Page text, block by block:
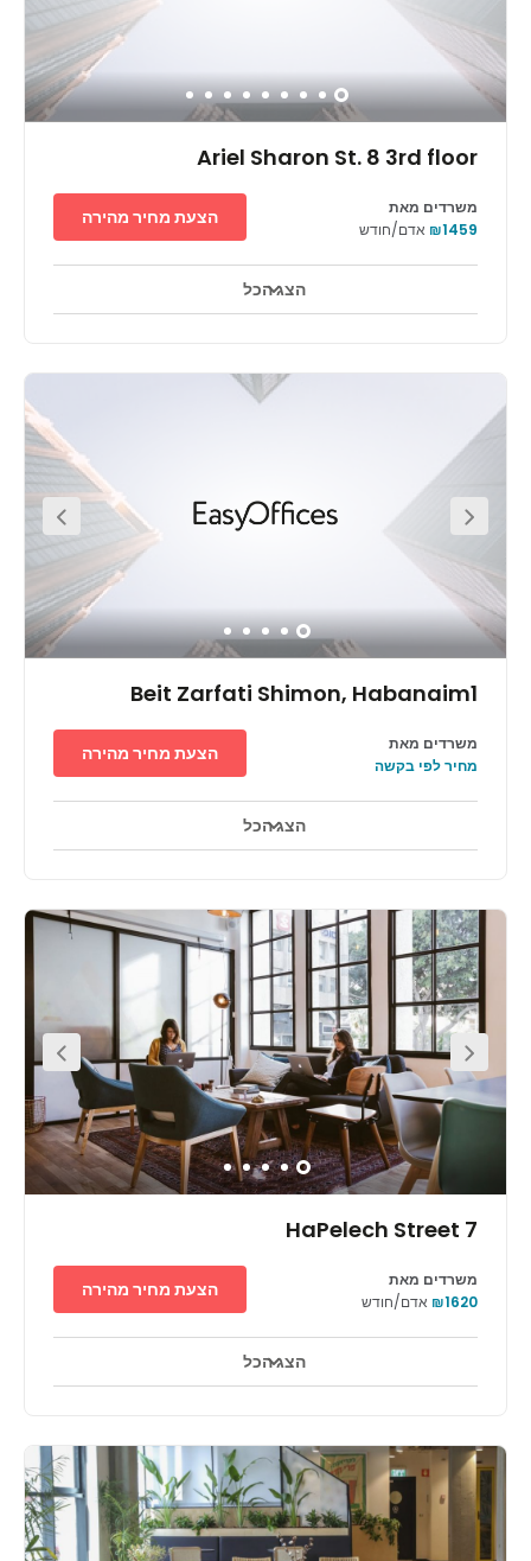
מהחופים היפים ביותר בישראל ורחובותיה המרכזים כוללים מגוון עשיר
של מסעדות, בתי קפה וחנויות – ועוד לא אמרנו כלום על הקניון שממוקם
ממש מאחורי ריג'ס ראשון לציון. תוכל ליהנות מהליכה מרגיעה בפארק
נאות שקמה או בגן הזיכרון, לשמור על כושר בהיכל הספורט אבני החושן,
לצפות בשובר הקופות האחרון בסינמה סיטי ראשון לציון או לגלות את
Ariel Sharon St. 8 3rd floor
אזורי מנוחה
הוא משרת עובדים ומקצוענים המתגוררים בערים הקרובות. המרכז
ביממה. גישה אל הטרקלין העסקי. צריך רק להגיע, והכול מוכן לתחילת
העבודה, שיחות ועידה בווידאו. חדרי פגישות פרטיים.
משרדים מאת
אדם/חודש
הצעת מחיר מהירה
הצג הכל
Beit Zarfati Shimon, Habanaim1
משרדים מאת
מחיר לפי בקשה
הצעת מחיר מהירה
הצג הכל
מעון יום לילדים
making it perfectly located for those who commute from
neighbouring towns. The surrounding area around the
workspace is filled with restaurants, cafes and shops in
which you can easily entertain and impress international
clients. There are also banks within the vicinity for your
convenience. There are also lots of beautiful gardens
משרדים מאת
אדם/חודש
הצעת מחיר מהירה
הצג הכל